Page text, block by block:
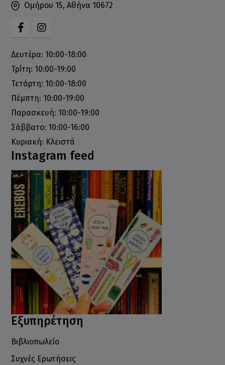
Ομήρου 15, Αθήνα 10672
Δευτέρα: 10:00-18:00
Τρίτη: 10:00-19:00
Τετάρτη: 10:00-18:00
Πέμπτη: 10:00-19:00
Παρασκευή: 10:00-19:00
Σάββατο: 10:00-16:00
Κυριακή: Κλειστά
Instagram feed
Εξυπηρέτηση
Βιβλιοπωλείο
Συχνές Ερωτήσεις